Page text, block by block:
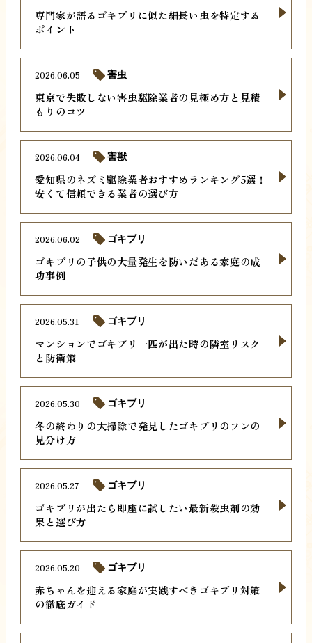
専門家が語るゴキブリに似た細長い虫を特定する
ポイント
東京で失敗しない害虫駆除業者の見極め方と見積
もりのコツ
2026.06.05 害虫
愛知県のネズミ駆除業者おすすめランキング5選！
安くて信頼できる業者の選び方
2026.06.04 害獣
ゴキブリの子供の大量発生を防いだある家庭の成
功事例
2026.06.02 ゴキブリ
マンションでゴキブリ一匹が出た時の隣室リスク
と防衛策
2026.05.31 ゴキブリ
冬の終わりの大掃除で発見したゴキブリのフンの
見分け方
2026.05.30 ゴキブリ
ゴキブリが出たら即座に試したい最新殺虫剤の効
果と選び方
2026.05.27 ゴキブリ
赤ちゃんを迎える家庭が実践すべきゴキブリ対策
の徹底ガイド
2026.05.20 ゴキブリ